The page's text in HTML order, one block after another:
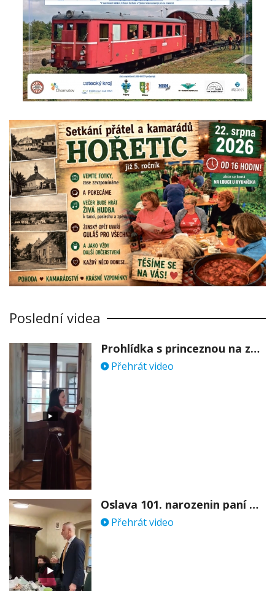
Poslední videa
Prohlídka s princeznou na zámku Stekník
Přehrát video
Oslava 101. narozenin paní Věry Skořepové
Přehrát video